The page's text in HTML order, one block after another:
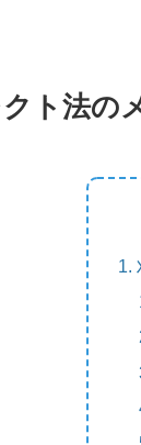
ト法の